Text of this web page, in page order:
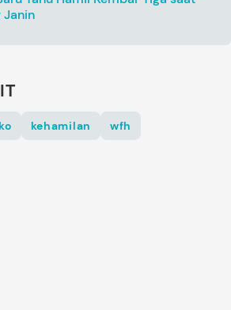
Janin
kehamilan wfh